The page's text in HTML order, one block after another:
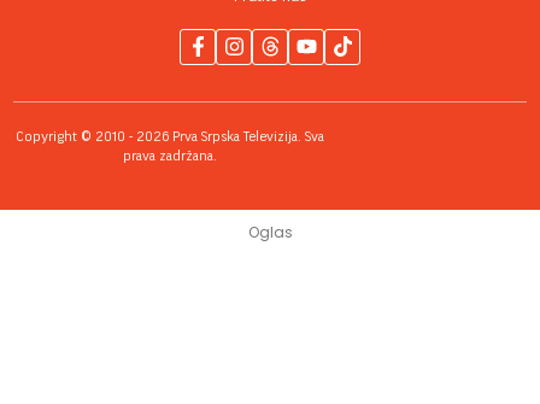
Copyright © 2010 - 2026 Prva Srpska Televizija. Sva
prava zadržana.